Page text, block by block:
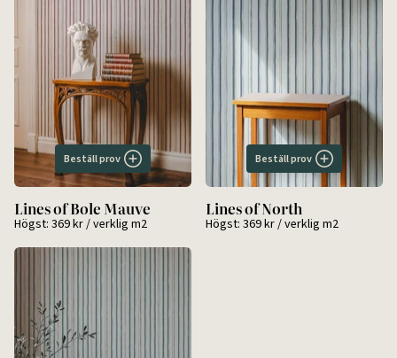
Beställ prov
Lines of Bole Mauve
Högst: 369 kr / verklig m2
Beställ prov
Lines of North
Högst: 369 kr / verklig m2